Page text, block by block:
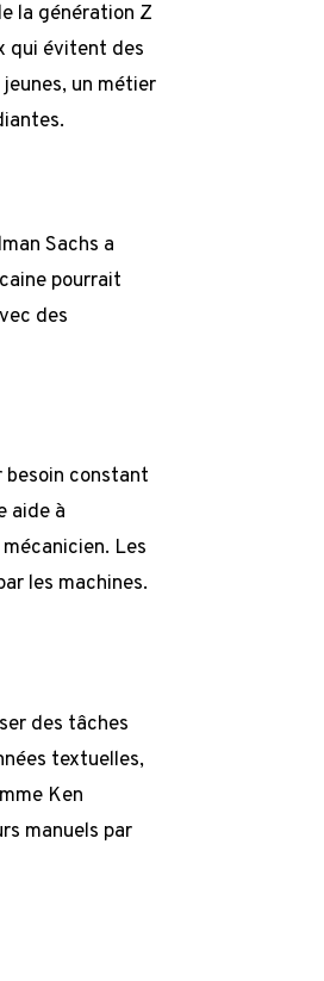
la génération Z
qui évitent des
un métier
Sachs a
pourrait
des
besoin constant
aide à
Les
les machines.
des tâches
textuelles,
Ken
manuels par